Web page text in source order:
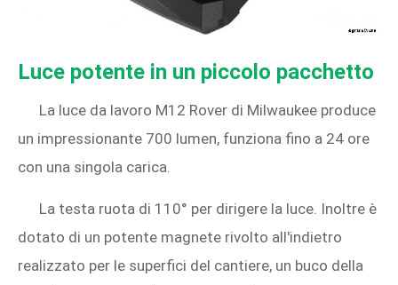
Luce potente in un piccolo pacchetto
La luce da lavoro M12 Rover di Milwaukee produce
un impressionante 700 lumen, funziona fino a 24 ore
con una singola carica.
La testa ruota di 110° per dirigere la luce. Inoltre è
dotato di un potente magnete rivolto all'indietro
realizzato per le superfici del cantiere, un buco della